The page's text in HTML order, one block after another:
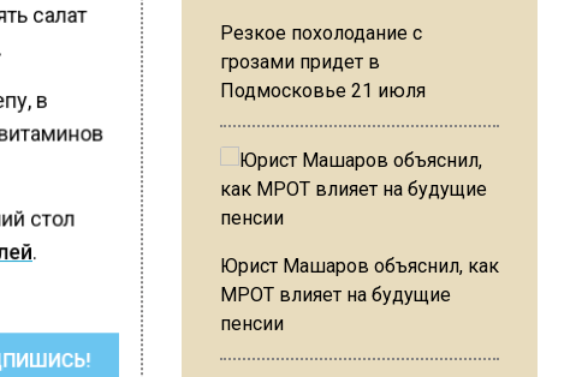
салат
в
стол
.
Резкое похолодание с
грозами придет в
Подмосковье 21 июля
Юрист Машаров объяснил, как
МРОТ влияет на будущие
пенсии